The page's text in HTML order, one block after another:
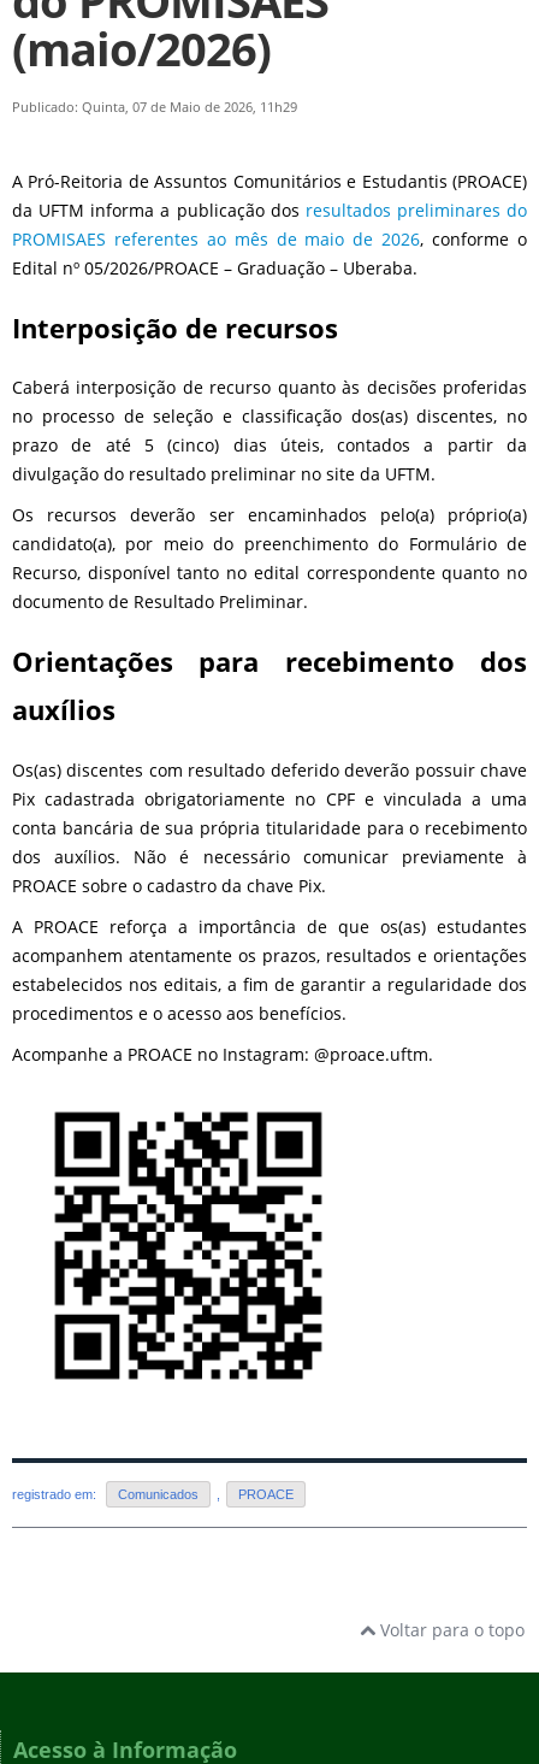
(maio/2026)
Publicado: Quinta, 07 de Maio de 2026, 11h29
A Pró-Reitoria de Assuntos Comunitários e Estudantis (PROACE)
da UFTM informa a publicação dos resultados preliminares do
PROMISAES referentes ao mês de maio de 2026, conforme o
Edital nº 05/2026/PROACE – Graduação – Uberaba.
Interposição de recursos
Caberá interposição de recurso quanto às decisões proferidas
no processo de seleção e classificação dos(as) discentes, no
prazo de até 5 (cinco) dias úteis, contados a partir da
divulgação do resultado preliminar no site da UFTM.
Os recursos deverão ser encaminhados pelo(a) próprio(a)
candidato(a), por meio do preenchimento do Formulário de
Recurso, disponível tanto no edital correspondente quanto no
documento de Resultado Preliminar.
Orientações para recebimento dos
auxílios
Os(as) discentes com resultado deferido deverão possuir chave
Pix cadastrada obrigatoriamente no CPF e vinculada a uma
conta bancária de sua própria titularidade para o recebimento
dos auxílios. Não é necessário comunicar previamente à
PROACE sobre o cadastro da chave Pix.
A PROACE reforça a importância de que os(as) estudantes
acompanhem atentamente os prazos, resultados e orientações
estabelecidos nos editais, a fim de garantir a regularidade dos
procedimentos e o acesso aos benefícios.
Acompanhe a PROACE no Instagram: @proace.uftm.
registrado em: Comunicados , PROACE
Voltar para o topo
Acesso à Informação